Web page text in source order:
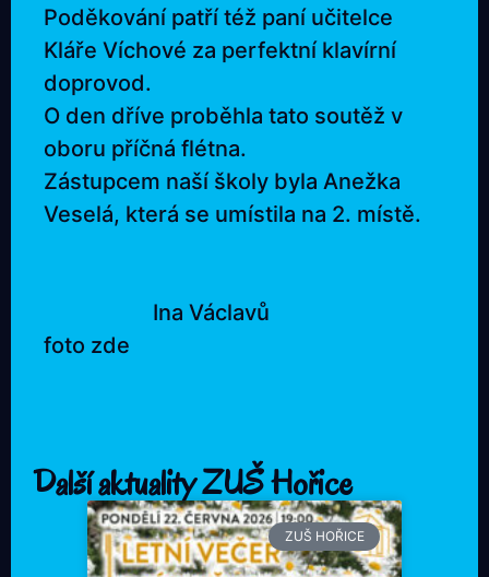
Poděkování patří též paní učitelce
Kláře Víchové za perfektní klavírní
doprovod.
O den dříve proběhla tato soutěž v
oboru příčná flétna.
Zástupcem naší školy byla Anežka
Veselá, která se umístila na 2. místě.
Ina Václavů
foto zde
Další aktuality ZUŠ Hořice
ZUŠ HOŘICE